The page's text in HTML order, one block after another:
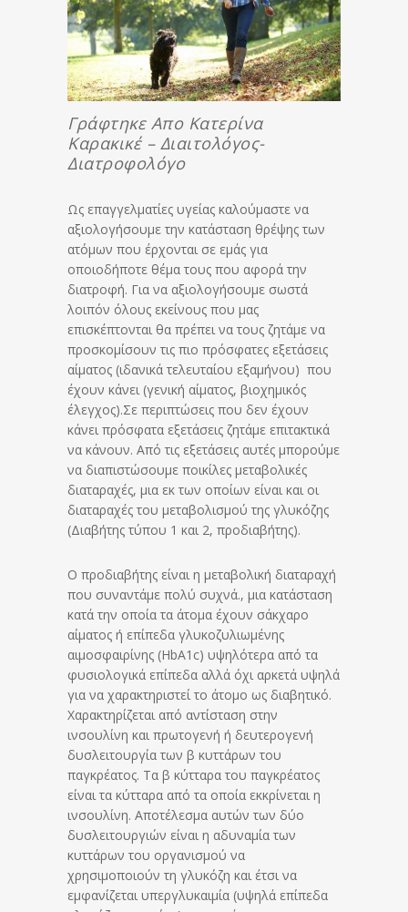
Γράφτηκε Απο Κατερίνα
Καρακικέ – Διαιτολόγος-
Διατροφολόγο
Ως επαγγελματίες υγείας καλούμαστε να
αξιολογήσουμε την κατάσταση θρέψης των
ατόμων που έρχονται σε εμάς για
οποιοδήποτε θέμα τους που αφορά την
διατροφή. Για να αξιολογήσουμε σωστά
λοιπόν όλους εκείνους που μας
επισκέπτονται θα πρέπει να τους ζητάμε να
προσκομίσουν τις πιο πρόσφατες εξετάσεις
αίματος (ιδανικά τελευταίου εξαμήνου) που
έχουν κάνει (γενική αίματος, βιοχημικός
έλεγχος).Σε περιπτώσεις που δεν έχουν
κάνει πρόσφατα εξετάσεις ζητάμε επιτακτικά
να κάνουν. Από τις εξετάσεις αυτές μπορούμε
να διαπιστώσουμε ποικίλες μεταβολικές
διαταραχές, μια εκ των οποίων είναι και οι
διαταραχές του μεταβολισμού της γλυκόζης
(Διαβήτης τύπου 1 και 2, προδιαβήτης).
Ο προδιαβήτης είναι η μεταβολική διαταραχή
που συναντάμε πολύ συχνά., μια κατάσταση
κατά την οποία τα άτομα έχουν σάκχαρο
αίματος ή επίπεδα γλυκοζυλιωμένης
αιμοσφαιρίνης (HbA1c) υψηλότερα από τα
φυσιολογικά επίπεδα αλλά όχι αρκετά υψηλά
για να χαρακτηριστεί το άτομο ως διαβητικό.
Χαρακτηρίζεται από αντίσταση στην
ινσουλίνη και πρωτογενή ή δευτερογενή
δυσλειτουργία των β κυττάρων του
παγκρέατος. Τα β κύτταρα του παγκρέατος
είναι τα κύτταρα από τα οποία εκκρίνεται η
ινσουλίνη. Αποτέλεσμα αυτών των δύο
δυσλειτουργιών είναι η αδυναμία των
κυττάρων του οργανισμού να
χρησιμοποιούν τη γλυκόζη και έτσι να
εμφανίζεται υπεργλυκαιμία (υψηλά επίπεδα